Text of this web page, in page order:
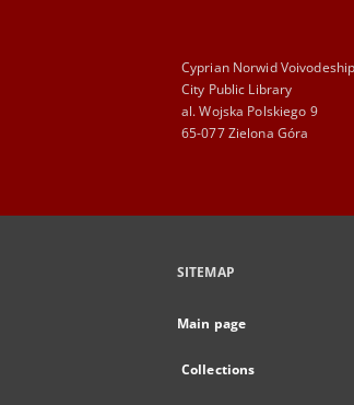
Cyprian Norwid
City Public Library
al. Wojska Polskiego 9
65-077 Zielona Góra
SITEMAP
Main page
Collections